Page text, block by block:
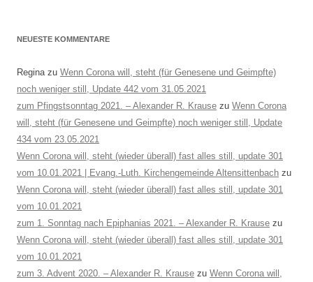
NEUESTE KOMMENTARE
Reginazu Wenn Corona will, steht (für Genesene und Geimpfte)
noch weniger still, Update 442 vom 31.05.2021
zum Pfingstsonntag 2021. – Alexander R. Krause zu Wenn Corona
will, steht (für Genesene und Geimpfte) noch weniger still, Update
434 vom 23.05.2021
Wenn Corona will, steht (wieder überall) fast alles still, update 301
vom 10.01.2021 | Evang.-Luth. Kirchengemeinde Altensittenbach zu
Wenn Corona will, steht (wieder überall) fast alles still, update 301
vom 10.01.2021
zum 1. Sonntag nach Epiphanias 2021. – Alexander R. Krause zu
Wenn Corona will, steht (wieder überall) fast alles still, update 301
vom 10.01.2021
zum 3. Advent 2020. – Alexander R. Krause zu Wenn Corona will,